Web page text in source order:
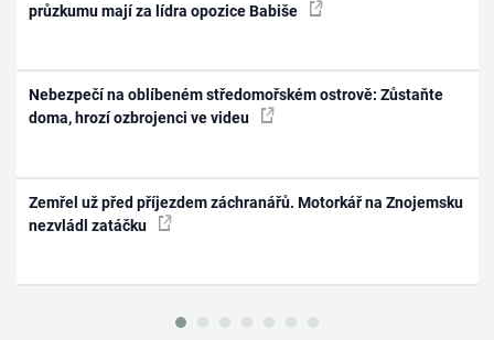
průzkumu mají za lídra opozice Babiše
Nebezpečí na oblíbeném středomořském ostrově: Zůstaňte
doma, hrozí ozbrojenci ve videu
Zemřel už před příjezdem záchranářů. Motorkář na Znojemsku
nezvládl zatáčku